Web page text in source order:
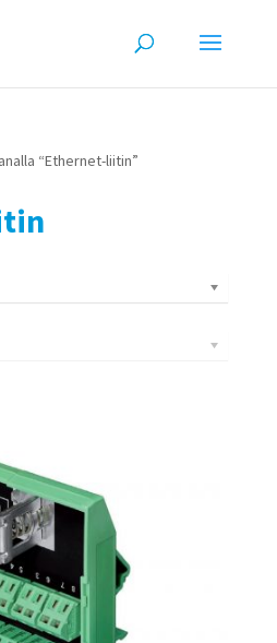
“Ethernet-liitin”